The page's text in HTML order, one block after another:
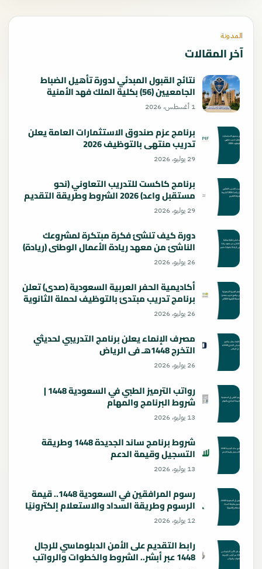
المدونة
آخر المقالات
نتائج القبول المبدئي لدورة تأهيل الضباط
الجامعيين (56) بكلية الملك فهد الأمنية
1448هـ.. رابط الاستعلام والخطوات1 أغسطس، 2026
برنامج عزم صندوق الاستثمارات العامة يعلن
تدريب منتهي بالتوظيف 2026
29 يوليو، 2026
برنامج كاكست للتدريب التعاوني (نحو
مستقبل واعد) 2026 الشروط وطريقة التقديم
29 يوليو، 2026
دورة كيف تنشئ فكرة مبتكرة لمشروعك
الناشئ من معهد ريادة الأعمال الوطني (ريادة)
بشهادة حضور
26 يوليو، 2026
أكاديمية الحفر العربية السعودية (صدى) تعلن
برنامج تدريب مبتدئ بالتوظيف لحملة الثانوية
2026م
26 يوليو، 2026
مصرف الإنماء يعلن برنامج التدريبي لحديثي
التخرج 1448هـ في الرياض
26 يوليو، 2026
رواتب الترميز الطبي في السعودية 1448 |
شروط البرنامج والمهام
13 يوليو، 2026
شروط برنامج ساند الجديدة 1448 وطريقة
التسجيل وقيمة الدعم
13 يوليو، 2026
رسوم المرافقين في السعودية 1448.. قيمة
الرسوم وطريقة السداد والاستعلام إلكترونيًا
12 يوليو، 2026
رابط التقديم على الأمن الدبلوماسي للرجال
1448 عبر أبشر.. الشروط والخطوات والرواتب